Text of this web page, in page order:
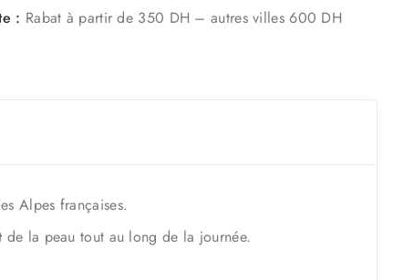
: Rabat à partir de 350 DH – autres villes 600 DH
Alpes françaises.
de la peau tout au long de la journée.